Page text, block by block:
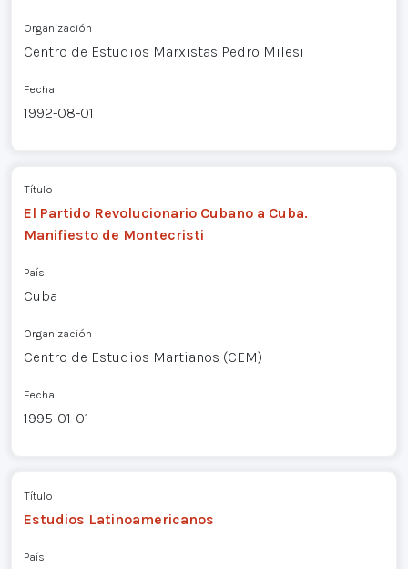
Organización
Centro de Estudios Marxistas Pedro Milesi
Fecha
1992-08-01
Título
El Partido Revolucionario Cubano a Cuba.
Manifiesto de Montecristi
País
Cuba
Organización
Centro de Estudios Martianos (CEM)
Fecha
1995-01-01
Título
Estudios Latinoamericanos
País